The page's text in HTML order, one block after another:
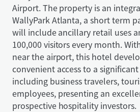
Airport. The property is an
WallyPark Atlanta, a short term
will include ancillary retail uses
100,000 visitors every month.
near the airport, this hotel
convenient access to a
including business travelers,
employees, presenting an
prospective hospitality investors.